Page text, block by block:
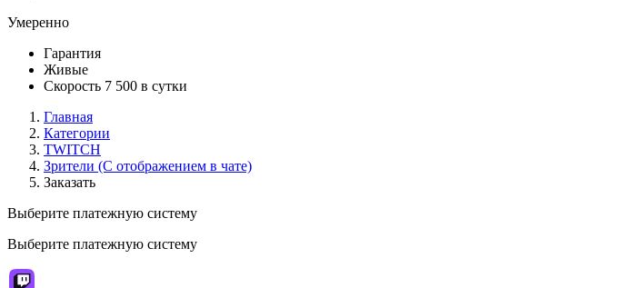
Умеренно
Гарантия
Живые
Скорость 7 500 в сутки
Главная
Категории
TWITCH
Зрители (C отображением в чате)
Заказать
Выберите платежную систему
Выберите платежную систему